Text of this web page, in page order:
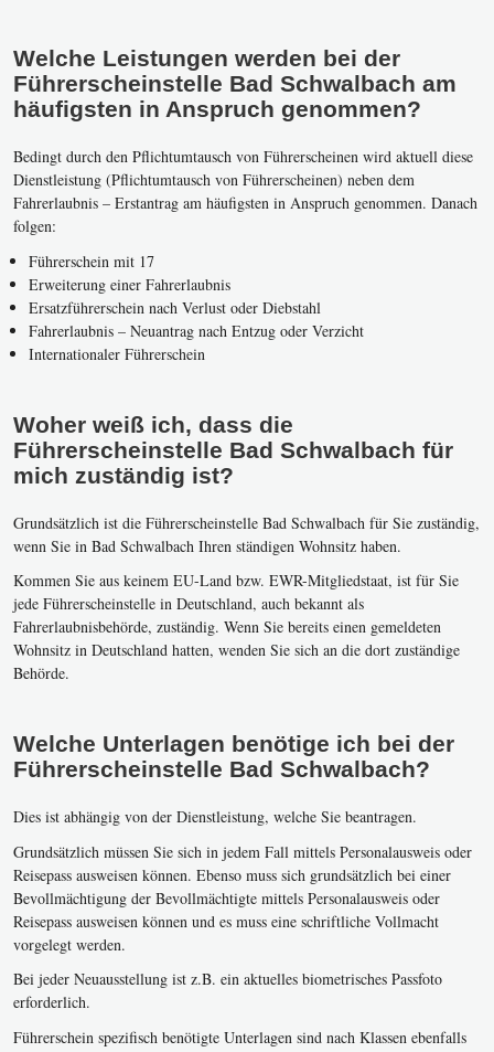
Welche Leistungen werden bei der
Führerscheinstelle Bad Schwalbach am
häufigsten in Anspruch genommen?
Bedingt durch den Pflichtumtausch von Führerscheinen wird aktuell diese
Dienstleistung (Pflichtumtausch von Führerscheinen) neben dem
Fahrerlaubnis – Erstantrag am häufigsten in Anspruch genommen. Danach
folgen:
Führerschein mit 17
Erweiterung einer Fahrerlaubnis
Ersatzführerschein nach Verlust oder Diebstahl
Fahrerlaubnis – Neuantrag nach Entzug oder Verzicht
Internationaler Führerschein
Woher weiß ich, dass die
Führerscheinstelle Bad Schwalbach für
mich zuständig ist?
Grundsätzlich ist die Führerscheinstelle Bad Schwalbach für Sie zuständig,
wenn Sie in Bad Schwalbach Ihren ständigen Wohnsitz haben.
Kommen Sie aus keinem EU-Land bzw. EWR-Mitgliedstaat, ist für Sie
jede Führerscheinstelle in Deutschland, auch bekannt als
Fahrerlaubnisbehörde, zuständig. Wenn Sie bereits einen gemeldeten
Wohnsitz in Deutschland hatten, wenden Sie sich an die dort zuständige
Behörde.
Welche Unterlagen benötige ich bei der
Führerscheinstelle Bad Schwalbach?
Dies ist abhängig von der Dienstleistung, welche Sie beantragen.
Grundsätzlich müssen Sie sich in jedem Fall mittels Personalausweis oder
Reisepass ausweisen können. Ebenso muss sich grundsätzlich bei einer
Bevollmächtigung der Bevollmächtigte mittels Personalausweis oder
Reisepass ausweisen können und es muss eine schriftliche Vollmacht
vorgelegt werden.
Bei jeder Neuausstellung ist z.B. ein aktuelles biometrisches Passfoto
erforderlich.
Führerschein spezifisch benötigte Unterlagen sind nach Klassen ebenfalls